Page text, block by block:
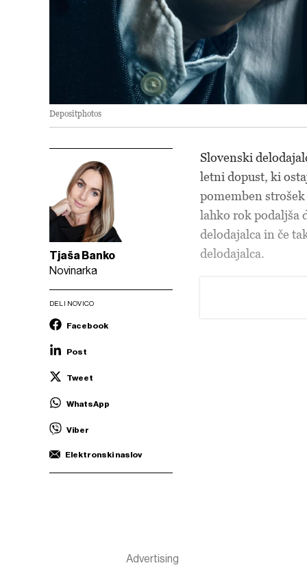
Depositphotos
Tjaša Banko
Novinarka
DELI NOVICO
Facebook
Post
Tweet
WhatsApp
Viber
Elektronski naslov
Slovenski
letni dopust, ki
pomemben
lahko rok podaljša
delodajalca in če
delodajalca.